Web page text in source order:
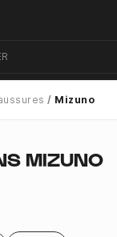
Mizuno
MIZUNO